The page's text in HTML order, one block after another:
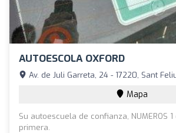
AUTOESCOLA OXFORD
Av. de Juli Garreta, 24 - 17220, Sant
Mapa
Su autoescuela de confianza, NUMEROS
primera.